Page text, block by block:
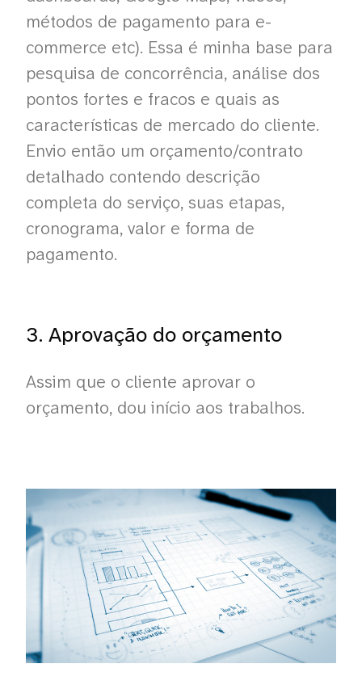
métodos de pagamento para e-
commerce etc). Essa é minha base para
pesquisa de concorrência, análise dos
pontos fortes e fracos e quais as
características de mercado do cliente.
Envio então um orçamento/contrato
detalhado contendo descrição
completa do serviço, suas etapas,
cronograma, valor e forma de
pagamento.
3. Aprovação do orçamento
Assim que o cliente aprovar o
orçamento, dou início aos trabalhos.